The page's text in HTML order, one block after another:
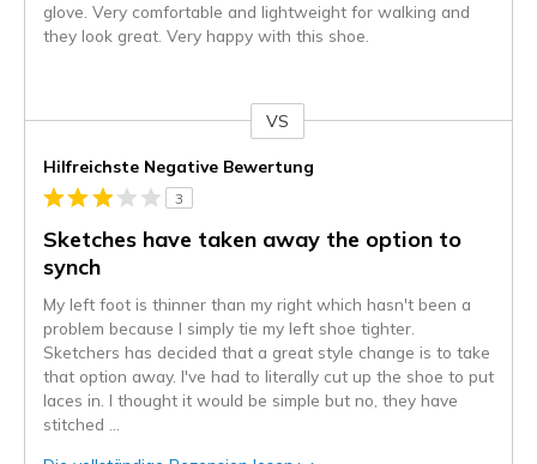
glove. Very comfortable and lightweight for walking and
they look great. Very happy with this shoe.
VS
Hilfreichste Negative Bewertung
3
Sketches have taken away the option to
synch
My left foot is thinner than my right which hasn't been a
problem because I simply tie my left shoe tighter.
Sketchers has decided that a great style change is to take
that option away. I've had to literally cut up the shoe to put
laces in. I thought it would be simple but no, they have
stitched